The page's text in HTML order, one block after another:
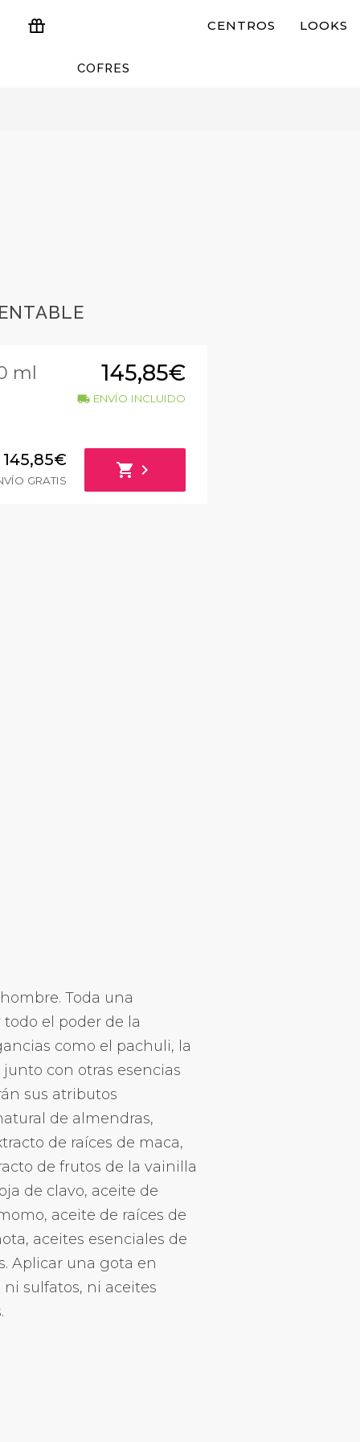
ESTUCHES Y REGALOS
CENTROS LOOKS
COFRES
ml 145,85€
local_shipping ENVÍO INCLUIDO
145,85€
GRATIS
shopping_cart chevron_right
Toda una
el poder de la
como el pachuli, la
con otras esencias
sus atributos
de almendras,
de raíces de maca,
de frutos de la vainilla
de clavo, aceite de
aceite de raíces de
aceites esenciales de
Aplicar una gota en
sulfatos, ni aceites